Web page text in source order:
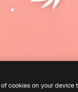
cookies on your device